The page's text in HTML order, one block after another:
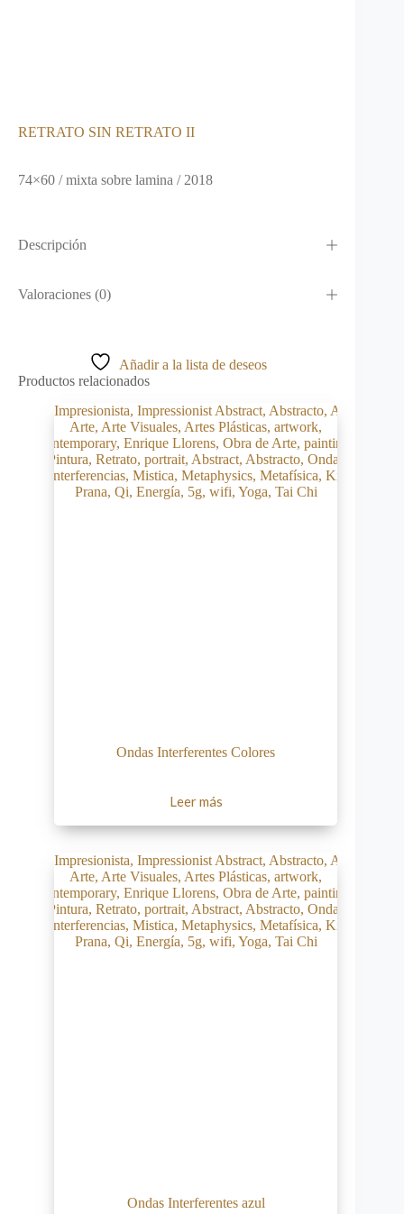
RETRATO SIN RETRATO II
74×60 / mixta sobre lamina / 2018
Descripción
Valoraciones (0)
Añadir a la lista de deseos
Productos relacionados
Ondas Interferentes Colores
Leer más
Ondas Interferentes azul